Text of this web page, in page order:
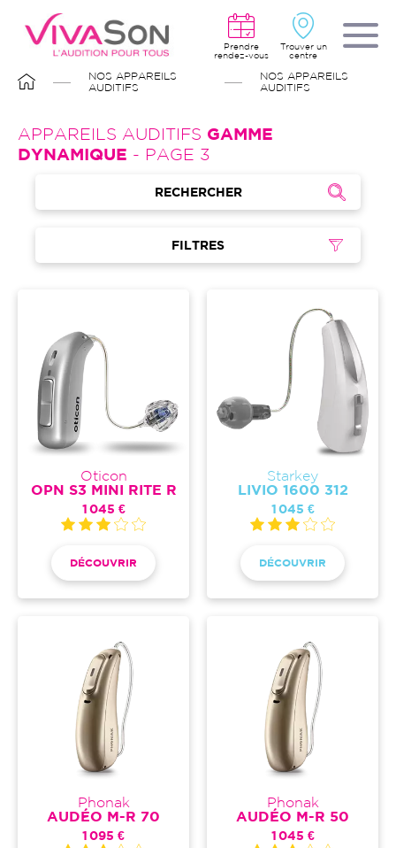
contenu
principal
Prendre
rendez-vous
Trouver un
centre
FIL
D'ARIANE
NOS APPAREILS
AUDITIFS
NOS APPAREILS
AUDITIFS
APPAREILS AUDITIFS GAMME
DYNAMIQUE - PAGE 3
RECHERCHER
FILTRES
Oticon
OPN S3 MINI RITE R
1 045 €
DÉCOUVRIR
Starkey
LIVIO 1600 312
1 045 €
DÉCOUVRIR
Phonak
AUDÉO M-R 70
1 095 €
Phonak
AUDÉO M-R 50
1 045 €